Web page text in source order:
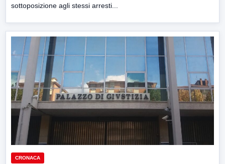
sottoposizione agli stessi arresti...
CRONACA